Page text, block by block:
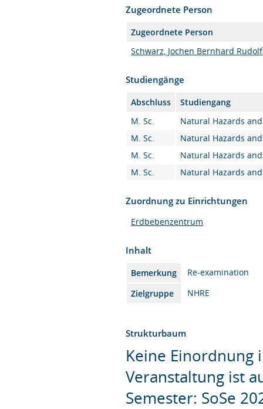
Zugeordnete Person
Zugeordnete Person
Schwarz, Jochen Bernhard
Studiengänge
Abschluss
Studiengang
M. Sc.
Natural Hazards and
M. Sc.
Natural Hazards and
M. Sc.
Natural Hazards and
M. Sc.
Natural Hazards and
Zuordnung zu Einrichtungen
Erdbebenzentrum
Inhalt
Bemerkung
Re-examination
Zielgruppe
NHRE
Strukturbaum
Keine Einordnung
Veranstaltung ist
Semester: SoSe